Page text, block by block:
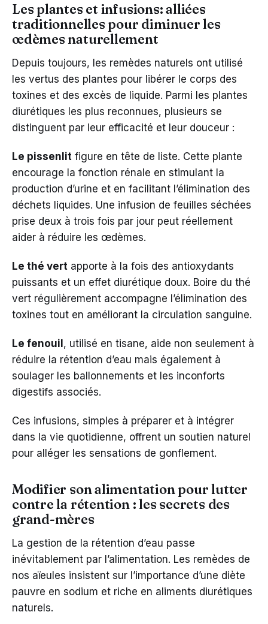
Les plantes et infusions: alliées
traditionnelles pour diminuer les
œdèmes naturellement
Depuis toujours, les remèdes naturels ont utilisé
les vertus des plantes pour libérer le corps des
toxines et des excès de liquide. Parmi les plantes
diurétiques les plus reconnues, plusieurs se
distinguent par leur efficacité et leur douceur :
Le pissenlit figure en tête de liste. Cette plante
encourage la fonction rénale en stimulant la
production d’urine et en facilitant l’élimination des
déchets liquides. Une infusion de feuilles séchées
prise deux à trois fois par jour peut réellement
aider à réduire les œdèmes.
Le thé vert apporte à la fois des antioxydants
puissants et un effet diurétique doux. Boire du thé
vert régulièrement accompagne l’élimination des
toxines tout en améliorant la circulation sanguine.
Le fenouil , utilisé en tisane, aide non seulement à
réduire la rétention d’eau mais également à
soulager les ballonnements et les inconforts
digestifs associés.
Ces infusions, simples à préparer et à intégrer
dans la vie quotidienne, offrent un soutien naturel
pour alléger les sensations de gonflement.
Modifier son alimentation pour lutter
contre la rétention : les secrets des
grand-mères
La gestion de la rétention d’eau passe
inévitablement par l’alimentation. Les remèdes de
nos aïeules insistent sur l’importance d’une diète
pauvre en sodium et riche en aliments diurétiques
naturels.